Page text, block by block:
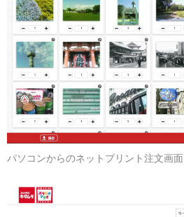
パソコンからのネットプリント注文画面